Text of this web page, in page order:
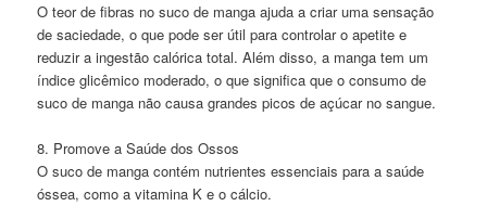
O teor de fibras no suco de manga ajuda a criar uma sensação
de saciedade, o que pode ser útil para controlar o apetite e
reduzir a ingestão calórica total. Além disso, a manga tem um
índice glicêmico moderado, o que significa que o consumo de
suco de manga não causa grandes picos de açúcar no sangue.
8. Promove a Saúde dos Ossos
O suco de manga contém nutrientes essenciais para a saúde
óssea, como a vitamina K e o cálcio.